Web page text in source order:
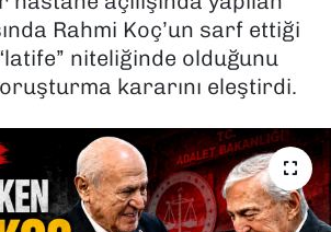
Rahmi Koç’un sarf ettiği
niteliğinde olduğunu
kararını eleştirdi.